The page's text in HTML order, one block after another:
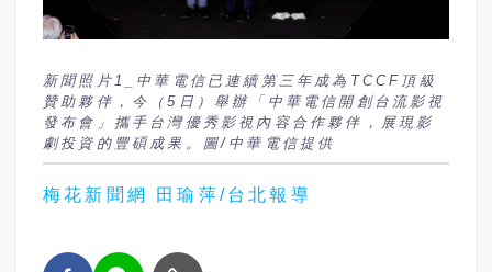
新聞照片1_中華電信已連續第三年成為TCCF頂級
贊助夥伴，今（5日）舉辦「中華電信開創台流影視
發布會」攜手台灣優秀影視內容合作夥伴，展現影
劇投資的豐碩成果。圖/中華電信提供
梅花新聞網 田瑜萍/台北報導